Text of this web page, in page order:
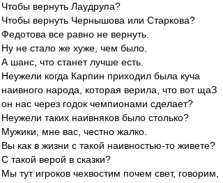
Чтобы вернуть Лаудрупа?
Чтобы вернуть Чернышова или Старкова?
Федотова все равно не вернуть.
Ну не стало же хуже, чем было.
А шанс, что станет лучше есть.
Неужели когда Карпин приходил была куча
наивного народа, которая верила, что вот щаЗ
он нас через годок чемпионами сделает?
Неужели таких наивняков было столько?
Мужики, мне вас, честно жалко.
Вы как в жизни с такой наивностью-то живете?
С такой верой в сказки?
Мы тут игроков чехвостим почем свет, говорим,